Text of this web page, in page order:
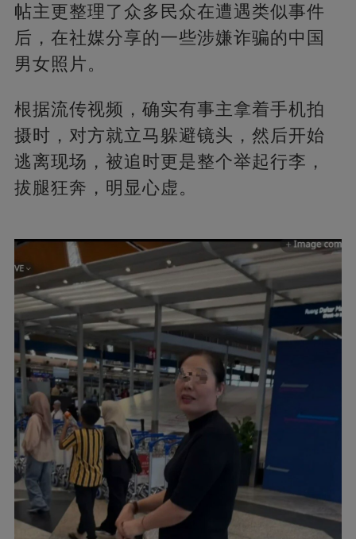
帖主更整理了众多民众在遭遇类似事件
后，在社媒分享的一些涉嫌诈骗的中国
男女照片。
根据流传视频，确实有事主拿着手机拍
摄时，对方就立马躲避镜头，然后开始
逃离现场，被追时更是整个举起行李，
拔腿狂奔，明显心虚。